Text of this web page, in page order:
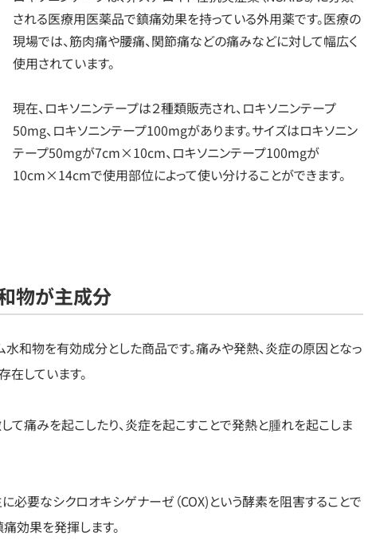
される医療用医薬品で鎮痛効果を持っている外用薬です。医療の
現場では、筋肉痛や腰痛、関節痛などの痛みなどに対して幅広く
使用されています。
現在、ロキソニンテープは２種類販売され、ロキソニンテープ
50mg、ロキソニンテープ100mgがあります。サイズはロキソニン
テープ50mgが7cm×10cm、ロキソニンテープ100mgが
10cm×14cmで使用部位によって使い分けることができます。
物が主成分
水和物を有効成分とした商品です。痛みや発熱、炎症の原因となっ
しています。
て痛みを起こしたり、炎症を起こすことで発熱と腫れを起こしま
必要なシクロオキシゲナーゼ（COX)という酵素を阻害することで
効果を発揮します。